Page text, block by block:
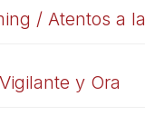
/ Atentos a
y Ora